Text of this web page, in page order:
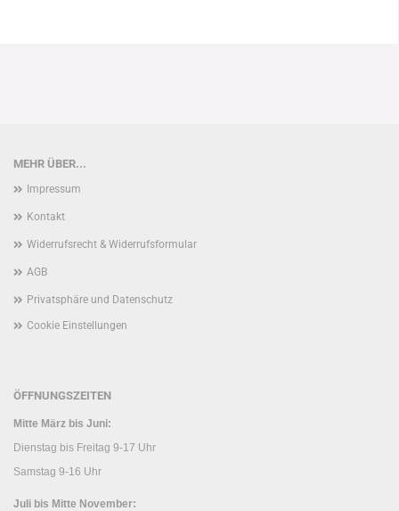
MEHR ÜBER...
Impressum
Kontakt
Widerrufsrecht & Widerrufsformular
AGB
Privatsphäre und Datenschutz
Cookie Einstellungen
ÖFFNUNGSZEITEN
Mitte März bis Juni:
Dienstag bis Freitag 9-17 Uhr
Samstag 9-16 Uhr
Juli bis Mitte November: